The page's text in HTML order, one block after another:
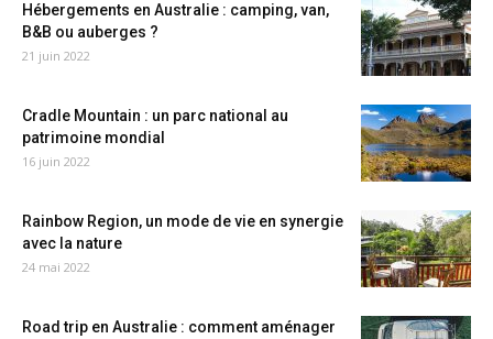
Hébergements en Australie : camping, van,
B&B ou auberges ?
21 juin 2022
Cradle Mountain : un parc national au
patrimoine mondial
16 juin 2022
Rainbow Region, un mode de vie en synergie
avec la nature
24 mai 2022
Road trip en Australie : comment aménager